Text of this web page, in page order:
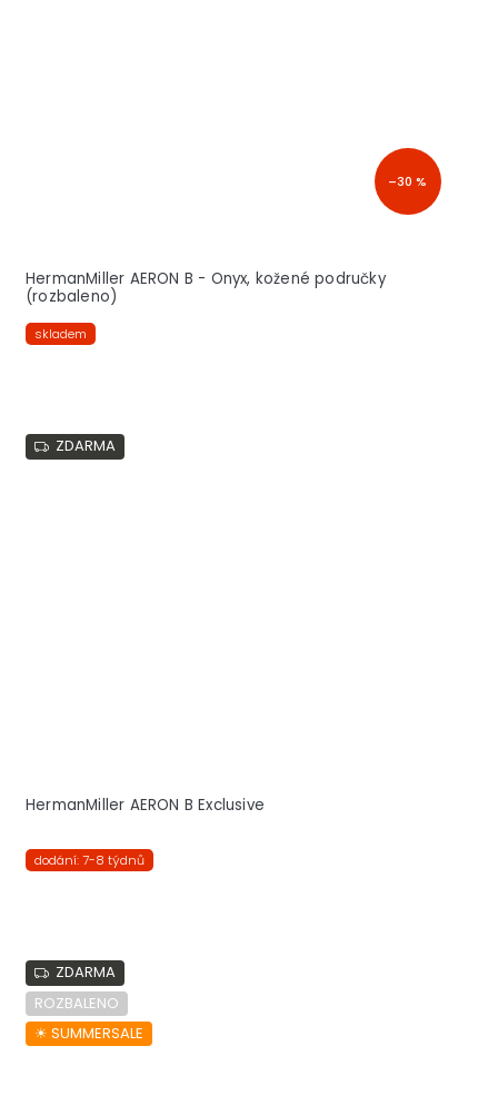
–30 %
HermanMiller AERON B - Onyx, kožené područky
(rozbaleno)
skladem
ZDARMA
HermanMiller AERON B Exclusive
dodání: 7-8 týdnů
ZDARMA
ROZBALENO
☀︎ SUMMERSALE